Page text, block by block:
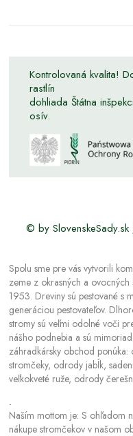
Kontrolovaná kvalita!
rastlín
dohliada Štátna
osív.
© by
Spolu sme pre vás vytvorili
zeme z okrasných a
1953. Dreviny sú pestované s
generáciou pestovateľov.
stromy sú veľmi odolné voči
nášho podnebia a sú
záhradkársky obchod
stromčeky, odrody jabĺk,
veľkokveté ruže, odrody
.
Naším mottom je: S ohľadom
nákupe stromčekov v našom